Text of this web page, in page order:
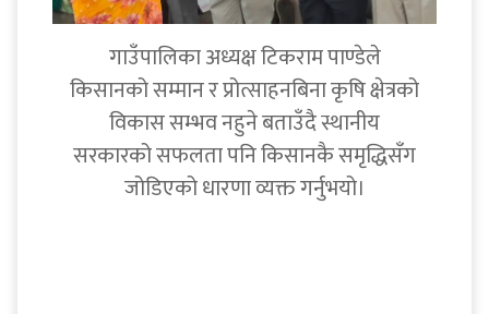
गाउँपालिका अध्यक्ष टिकराम पाण्डेले
किसानको सम्मान र प्रोत्साहनबिना कृषि क्षेत्रको
विकास सम्भव नहुने बताउँदै स्थानीय
सरकारको सफलता पनि किसानकै समृद्धिसँग
जोडिएको धारणा व्यक्त गर्नुभयो।